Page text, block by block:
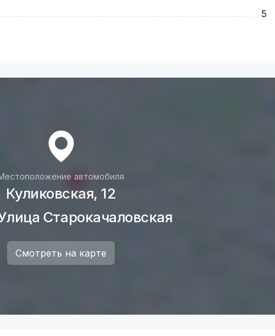
5
автомобиля
Куликовская, 12
Старокачаловская
Смотреть на карте